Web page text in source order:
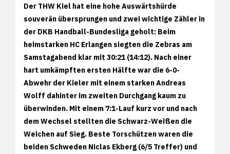
Der THW Kiel hat eine hohe Auswärtshürde
souverän übersprungen und zwei wichtige Zähler in
der DKB Handball-Bundesliga geholt: Beim
heimstarken HC Erlangen siegten die Zebras am
Samstagabend klar mit 30:21 (14:12). Nach einer
hart umkämpften ersten Hälfte war die 6-0-
Abwehr der Kieler mit einem starken Andreas
Wolff dahinter im zweiten Durchgang kaum zu
überwinden. Mit einem 7:1-Lauf kurz vor und nach
dem Wechsel stellten die Schwarz-Weißen die
Weichen auf Sieg. Beste Torschützen waren die
beiden Schweden Niclas Ekberg (6/5 Treffer) und